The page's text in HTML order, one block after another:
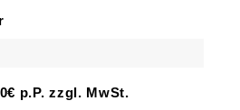
p.P. zzgl. MwSt.